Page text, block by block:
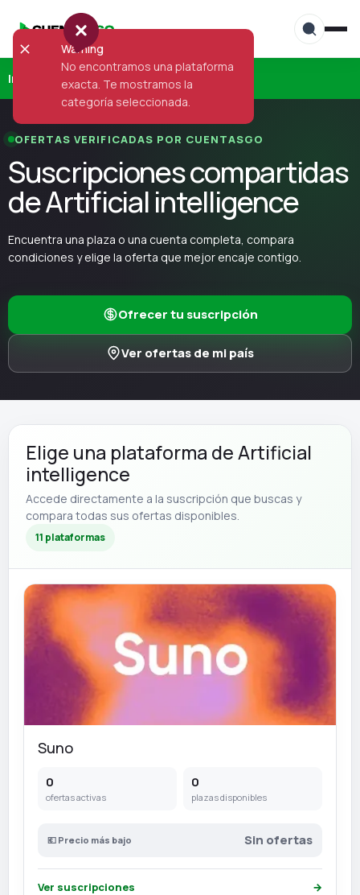
Inicio Artificial intelligence
OFERTAS VERIFICADAS POR CUENTASGO
Suscripciones compartidas
de Artificial intelligence
Encuentra una plaza o una cuenta completa, compara
condiciones y elige la oferta que mejor encaje contigo.
Ofrecer tu suscripción
Ver ofertas de mi país
Elige una plataforma de Artificial
intelligence
Accede directamente a la suscripción que buscas y
compara todas sus ofertas disponibles.
11 plataformas
Suno
0
ofertas activas
0
plazas disponibles
💶 Precio más bajo Sin ofertas
Ver suscripciones →
Warning
No encontramos una plataforma
exacta. Te mostramos la
categoría seleccionada.